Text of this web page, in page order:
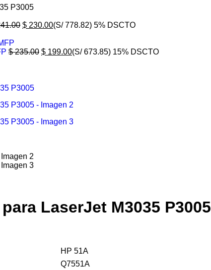
P3005
$ 230.00(S/ 778.82) 5% DSCTO
$235.00 $ 199.00(S/ 673.85) 15% DSCTO
LaserJet M3035 P3005
HP 51A
Q7551A